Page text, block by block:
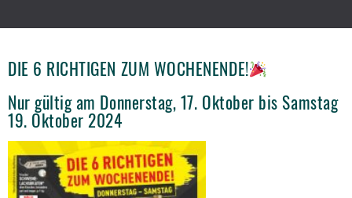
DIE 6 RICHTIGEN ZUM WOCHENENDE!
Nur gültig am Donnerstag, 17. Oktober bis Samstag
19. Oktober 2024